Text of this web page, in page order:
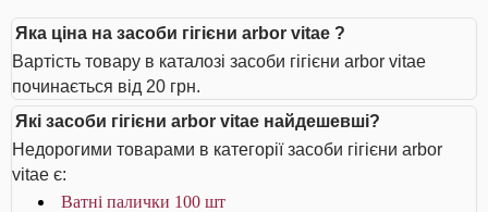
Яка ціна на засоби гігієни arbor vitae ?
Вартість товару в каталозі засоби гігієни arbor vitae
починається від 20 грн.
Які засоби гігієни arbor vitae найдешевші?
Недорогими товарами в категорії засоби гігієни arbor
vitae є:
Ватні палички 100 шт